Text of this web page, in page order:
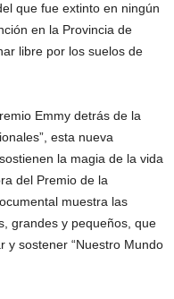
que fue extinto en ningún
en la Provincia de
libre por los suelos de
Emmy detrás de la
esta nueva
la magia de la vida
del Premio de la
muestra las
grandes y pequeños, que
y sostener “Nuestro Mundo